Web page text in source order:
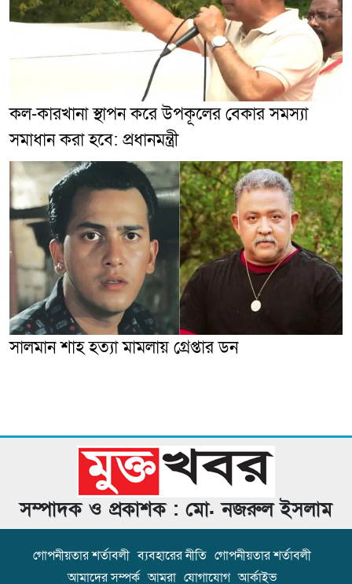
কল-কারখানা স্থাপন করে উপকূলের বেকার সমস্যা
সমাধান করা হবে: প্রধানমন্ত্রী
সালমান শাহ হত্যা মামলায় গ্রেপ্তার ডন
সম্পাদক ও প্রকাশক : মো. নজরুল ইসলাম
গোপনীয়তার শর্তাবলী ব্যবহারের নীতি গোপনীয়তার শর্তাবলী
আমাদের সম্পর্ক আমরা যোগাযোগ আর্কাইভ